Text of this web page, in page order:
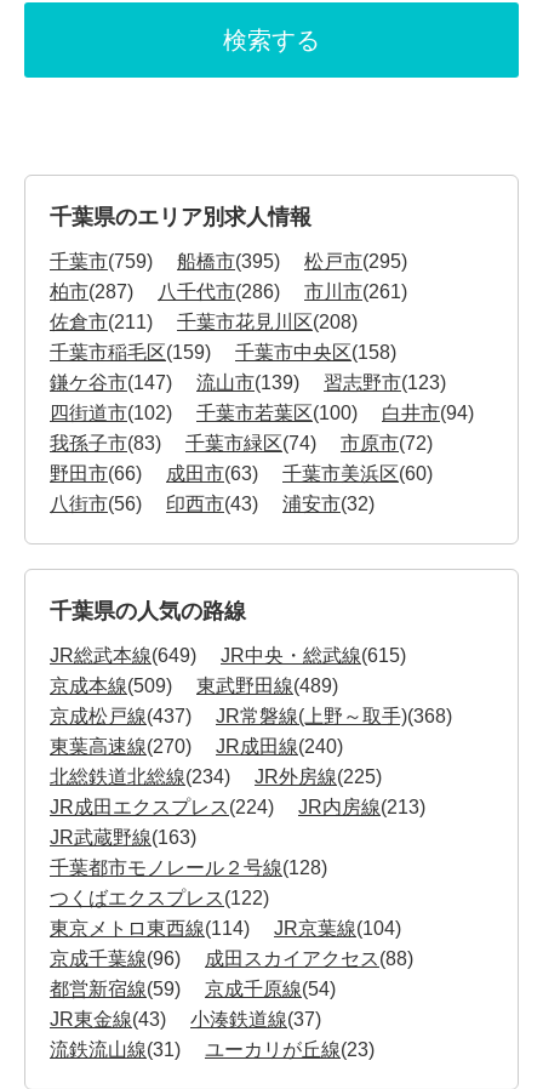
千葉県のエリア別求人情報
千葉市(759) 船橋市(395) 松戸市(295)
柏市(287) 八千代市(286) 市川市(261)
佐倉市(211) 千葉市花見川区(208)
千葉市稲毛区(159) 千葉市中央区(158)
鎌ケ谷市(147) 流山市(139) 習志野市(123)
四街道市(102) 千葉市若葉区(100) 白井市(94)
我孫子市(83) 千葉市緑区(74) 市原市(72)
野田市(66) 成田市(63) 千葉市美浜区(60)
八街市(56) 印西市(43) 浦安市(32)
千葉県の人気の路線
JR総武本線(649) JR中央・総武線(615)
京成本線(509) 東武野田線(489)
京成松戸線(437) JR常磐線(上野～取手)(368)
東葉高速線(270) JR成田線(240)
北総鉄道北総線(234) JR外房線(225)
JR成田エクスプレス(224) JR内房線(213)
JR武蔵野線(163)
千葉都市モノレール２号線(128)
つくばエクスプレス(122)
東京メトロ東西線(114) JR京葉線(104)
京成千葉線(96) 成田スカイアクセス(88)
都営新宿線(59) 京成千原線(54)
JR東金線(43) 小湊鉄道線(37)
流鉄流山線(31) ユーカリが丘線(23)